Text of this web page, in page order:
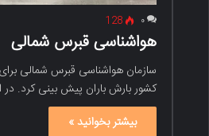
۰ 128
هواشناسی قبرس شمالی
سازمان هواشناسی قبرس شمالی
کشور بارش باران پیش بینی کرد.
بیشتر بخوانید »